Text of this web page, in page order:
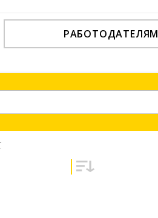
РАБОТОДАТЕЛЯМ